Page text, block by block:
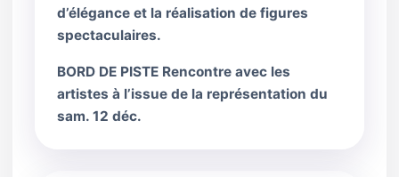
d’élégance et la réalisation de figures
spectaculaires.
BORD DE PISTE Rencontre avec les
artistes à l’issue de la représentation du
sam. 12 déc.